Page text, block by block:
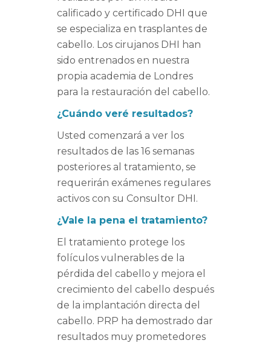
calificado y certificado DHI que
se especializa en trasplantes de
cabello. Los cirujanos DHI han
sido entrenados en nuestra
propia academia de Londres
para la restauración del cabello.
¿Cuándo veré resultados?
Usted comenzará a ver los
resultados de las 16 semanas
posteriores al tratamiento, se
requerirán exámenes regulares
activos con su Consultor DHI.
¿Vale la pena el tratamiento?
El tratamiento protege los
folículos vulnerables de la
pérdida del cabello y mejora el
crecimiento del cabello después
de la implantación directa del
cabello. PRP ha demostrado dar
resultados muy prometedores